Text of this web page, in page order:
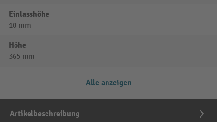
Einlasshöhe
10 mm
Höhe
365 mm
Alle anzeigen
Artikelbeschreibung